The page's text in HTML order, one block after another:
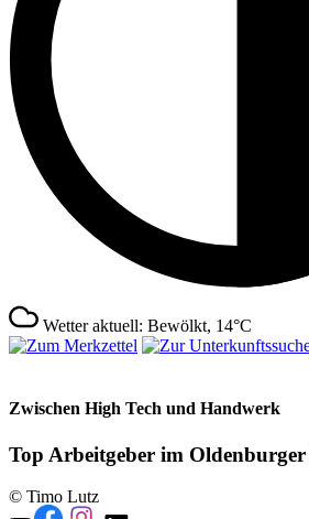
Wetter aktuell: Bewölkt, 14°C
Zwischen High Tech und Handwerk
Top Arbeitgeber im
© Timo Lutz